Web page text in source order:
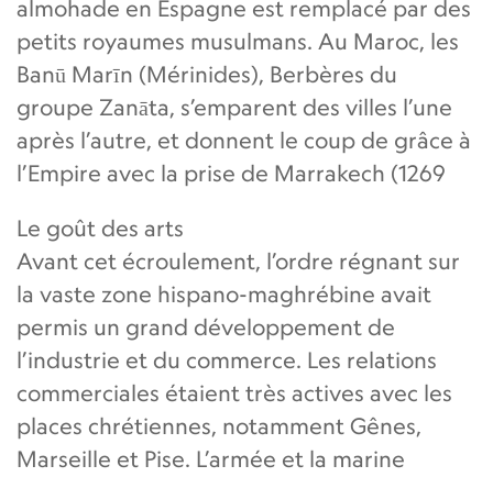
almohade en Espagne est remplacé par des
petits royaumes musulmans. Au Maroc, les
Banū Marīn (Mérinides), Berbères du
groupe Zanāta, s’emparent des villes l’une
après l’autre, et donnent le coup de grâce à
l’Empire avec la prise de Marrakech (1269
Le goût des arts
Avant cet écroulement, l’ordre régnant sur
la vaste zone hispano-maghrébine avait
permis un grand développement de
l’industrie et du commerce. Les relations
commerciales étaient très actives avec les
places chrétiennes, notamment Gênes,
Marseille et Pise. L’armée et la marine